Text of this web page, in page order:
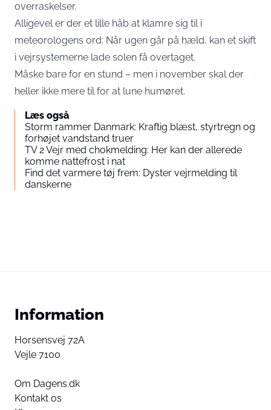
overraskelser.
Alligevel er der et lille håb at klamre sig til i
meteorologens ord: Når ugen går på hæld, kan et skift
i vejrsystemerne lade solen få overtaget.
Måske bare for en stund – men i november skal der
heller ikke mere til for at lune humøret.
Læs også
Storm rammer Danmark: Kraftig blæst, styrtregn og
forhøjet vandstand truer
TV 2 Vejr med chokmelding: Her kan der allerede
komme nattefrost i nat
Find det varmere tøj frem: Dyster vejrmelding til
danskerne
Information
Horsensvej 72A
Vejle 7100
Om Dagens.dk
Kontakt os